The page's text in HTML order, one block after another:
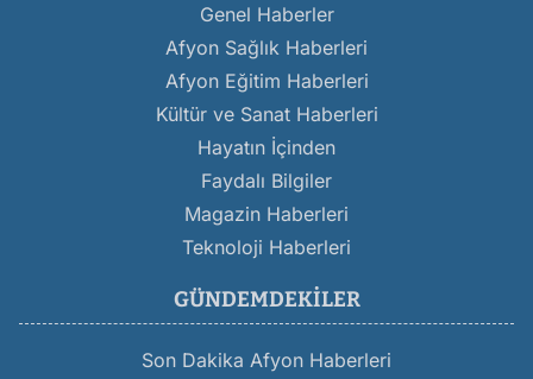
Genel Haberler
Afyon Sağlık Haberleri
Afyon Eğitim Haberleri
Kültür ve Sanat Haberleri
Hayatın İçinden
Faydalı Bilgiler
Magazin Haberleri
Teknoloji Haberleri
GÜNDEMDEKILER
Son Dakika Afyon Haberleri